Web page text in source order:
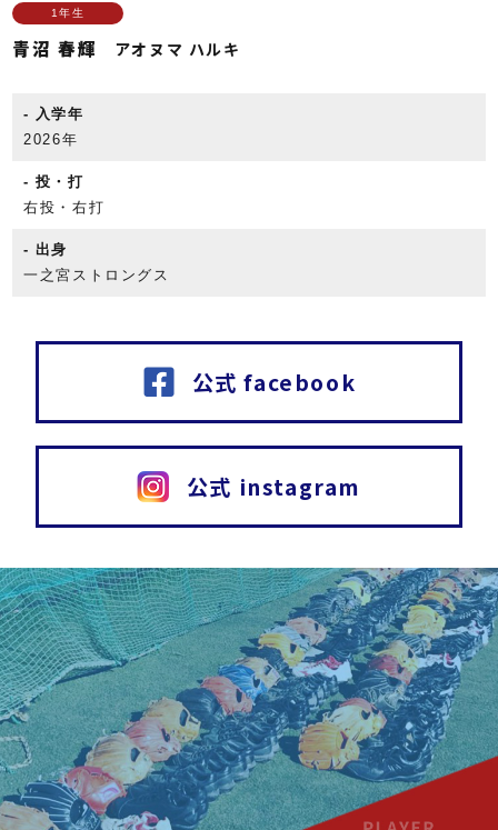
1年生
青沼 春輝 アオヌマ ハルキ
入学年
2026年
投・打
右投・右打
出身
一之宮ストロングス
公式 facebook
公式 instagram